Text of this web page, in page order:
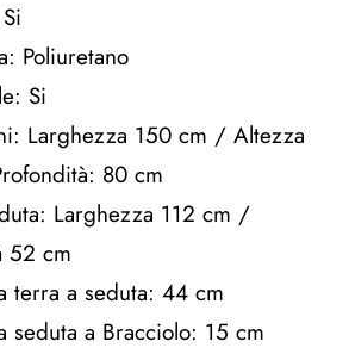
Poliuretano
Si
Larghezza 150 cm / Altezza
80 cm
Larghezza 112 cm /
52 cm
terra a seduta: 44 cm
seduta a Bracciolo: 15 cm